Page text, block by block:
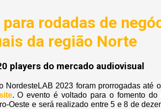
rodadas de
da região Norte
players do mercado audiovisual
2023 foram prorrogadas até
. O evento é voltado para o fomento do
Oeste e será realizado entre 5 e 8 de